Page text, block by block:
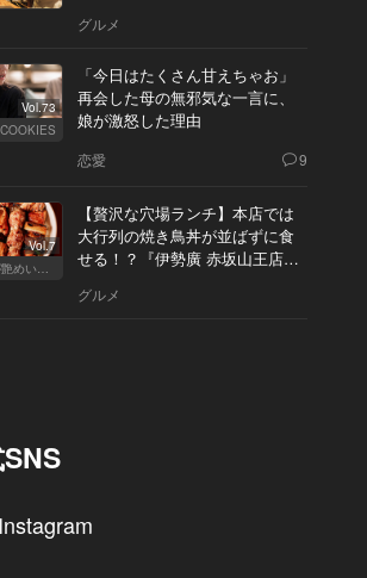
グルメ
Vol.73
「今日はたくさん甘えちゃお」
再会した母の無邪気な一言に、
娘が激怒した理由
恋愛 9
Vol.7
焼き鳥が艶めいてきた
【贅沢な穴場ランチ】本店では
大行列の焼き鳥丼が並ばずに食
せる！？『伊勢廣 赤坂山王店』
グルメ
Instagram